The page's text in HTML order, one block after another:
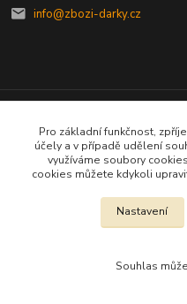
info@zbozi-darky.cz
Pro základní funkčnost,
účely a v případě udělení
využíváme soubory
cookies můžete kdykoli
Nastavení
Souhlas